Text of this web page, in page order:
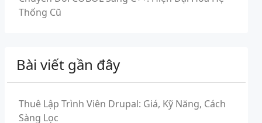
Thống Cũ
Bài viết gần đây
Thuê Lập Trình Viên Drupal: Giá, Kỹ Năng, Cách
Sàng Lọc